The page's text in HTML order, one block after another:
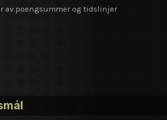
av poengsummer og tidslinjer